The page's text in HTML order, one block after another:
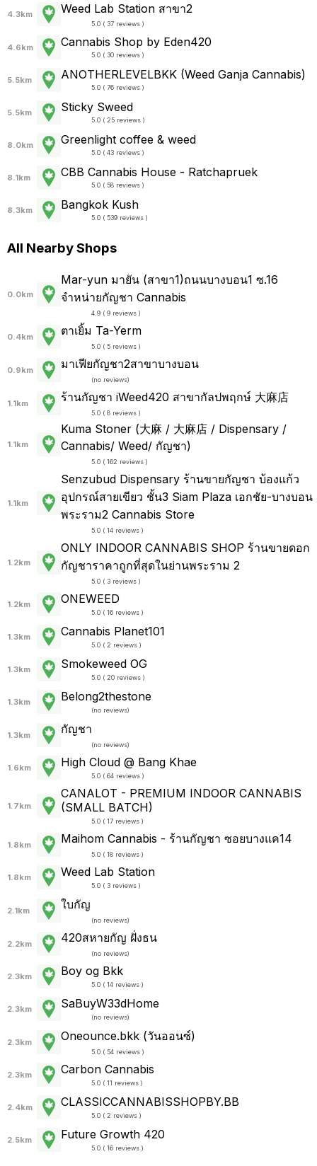
4.3km Weed Lab Station สาขา2
5.0 ( 37 reviews )
4.6km Cannabis Shop by Eden420
5.0 ( 30 reviews )
5.5km ANOTHERLEVELBKK (Weed Ganja Cannabis)
5.0 ( 76 reviews )
5.5km Sticky Sweed
5.0 ( 25 reviews )
8.0km Greenlight coffee & weed
5.0 ( 43 reviews )
8.1km CBB Cannabis House - Ratchapruek
5.0 ( 58 reviews )
8.3km Bangkok Kush
5.0 ( 539 reviews )
All Nearby Shops
0.0km
Mar-yun มายัน (สาขา1)ถนนบางบอน1 ซ.16
จำหน่ายกัญชา Cannabis
4.9 ( 9 reviews )
0.4km ตาเยิ้ม Ta-Yerm
5.0 ( 5 reviews )
0.9km มาเฟียกัญชา2สาขาบางบอน
(no reviews)
1.1km ร้านกัญชา iWeed420 สาขากัลปพฤกษ์ 大麻店
5.0 ( 8 reviews )
1.1km
Kuma Stoner (大麻 / 大麻店 / Dispensary /
Cannabis/ Weed/ กัญชา)
5.0 ( 162 reviews )
1.1km
Senzubud Dispensary ร้านขายกัญชา บ้องแก้ว
อุปกรณ์สายเขียว ชั้น3 Siam Plaza เอกชัย-บางบอน
พระราม2 Cannabis Store
5.0 ( 14 reviews )
1.2km
ONLY INDOOR CANNABIS SHOP ร้านขายดอก
กัญชาราคาถูกที่สุดในย่านพระราม 2
5.0 ( 3 reviews )
1.2km ONEWEED
5.0 ( 16 reviews )
1.3km Cannabis Planet101
5.0 ( 2 reviews )
1.3km Smokeweed OG
5.0 ( 20 reviews )
1.3km Belong2thestone
(no reviews)
1.3km กัญชา
(no reviews)
1.6km High Cloud @ Bang Khae
5.0 ( 64 reviews )
1.7km
CANALOT - PREMIUM INDOOR CANNABIS
(SMALL BATCH)
5.0 ( 17 reviews )
1.8km Maihom Cannabis - ร้านกัญชา ซอยบางแค14
5.0 ( 18 reviews )
1.8km Weed Lab Station
5.0 ( 3 reviews )
2.1km ใบกัญ
(no reviews)
2.2km 420สหายกัญ ฝั่งธน
(no reviews)
2.3km Boy og Bkk
5.0 ( 14 reviews )
2.3km SaBuyW33dHome
(no reviews)
2.3km Oneounce.bkk (วันออนซ์)
5.0 ( 54 reviews )
2.3km Carbon Cannabis
5.0 ( 11 reviews )
2.4km CLASSIC​CANNABIS​SHOP​BY.BB​
5.0 ( 2 reviews )
2.5km Future Growth 420
5.0 ( 16 reviews )